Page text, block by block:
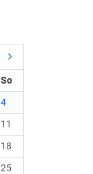
So
4
11
18
25